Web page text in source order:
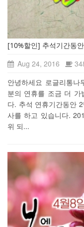
[10%할인] 추석기간동
Aug 24, 2016
안녕하세요 로글리통
분의 연휴를 조금 더 가
다. 추석 연휴기간동안
사를 하고 있습니다.
위 되...